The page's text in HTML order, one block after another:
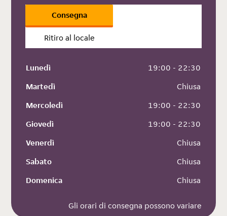
Consegna
Ritiro al locale
Lunedì
19:00 - 22:30
Martedì
Chiusa
Mercoledì
19:00 - 22:30
Giovedì
19:00 - 22:30
Venerdì
Chiusa
Sabato
Chiusa
Domenica
Chiusa
Gli orari di consegna possono variare